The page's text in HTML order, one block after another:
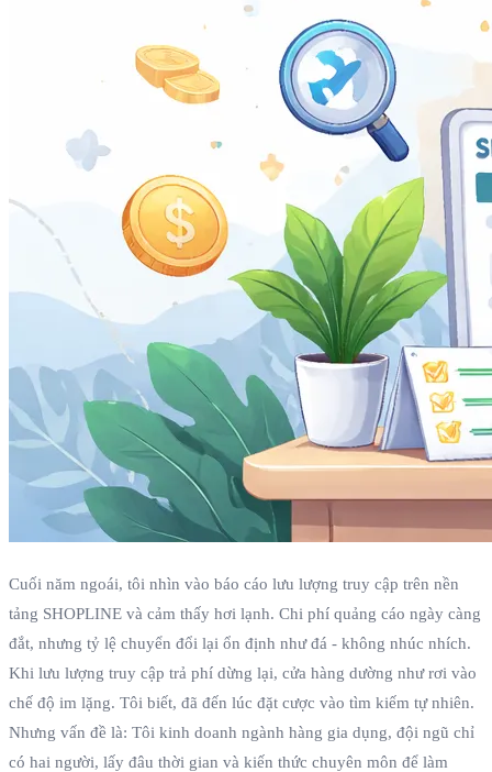
Cuối năm ngoái, tôi nhìn vào báo cáo lưu lượng truy cập trên nền
tảng SHOPLINE và cảm thấy hơi lạnh. Chi phí quảng cáo ngày càng
đắt, nhưng tỷ lệ chuyển đổi lại ổn định như đá - không nhúc nhích.
Khi lưu lượng truy cập trả phí dừng lại, cửa hàng dường như rơi vào
chế độ im lặng. Tôi biết, đã đến lúc đặt cược vào tìm kiếm tự nhiên.
Nhưng vấn đề là: Tôi kinh doanh ngành hàng gia dụng, đội ngũ chỉ
có hai người, lấy đâu thời gian và kiến thức chuyên môn để làm